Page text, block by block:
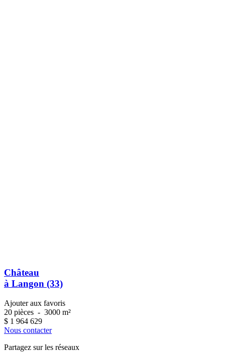
Château
à Langon (33)
Ajouter aux favoris
20 pièces - 3000 m²
$ 1 964 629
Nous contacter
Partagez sur les réseaux